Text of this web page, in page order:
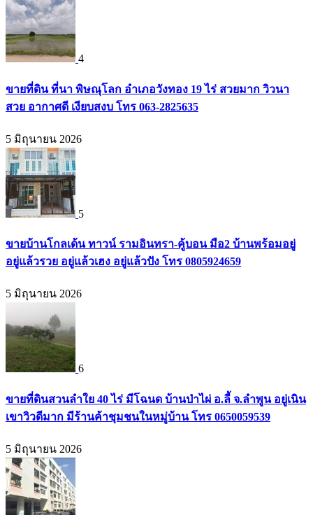
4
ขายที่ดิน ที่นา พิษณุโลก อำเภอวังทอง 19 ไร่ สวยมาก วิวนา
สวย อากาศดี เงียบสงบ โทร 063-2825635
5 มิถุนายน 2026
5
ขายบ้านโกลเด้น ทาวน์ รามอินทรา-คู้บอน มือ2 บ้านพร้อมอยู่
อยู่แล้วรวย อยู่แล้วเฮง อยู่แล้วปัง โทร 0805924659
5 มิถุนายน 2026
6
ขายที่ดินสวนลำใย 40 ไร่ มีโฉนด บ้านป่าไผ่ อ.ลี้ จ.ลำพูน อยู่เนิน
เขาวิวดีมาก มีร้านค้าชุมชนในหมู่บ้าน โทร 0650059539
5 มิถุนายน 2026